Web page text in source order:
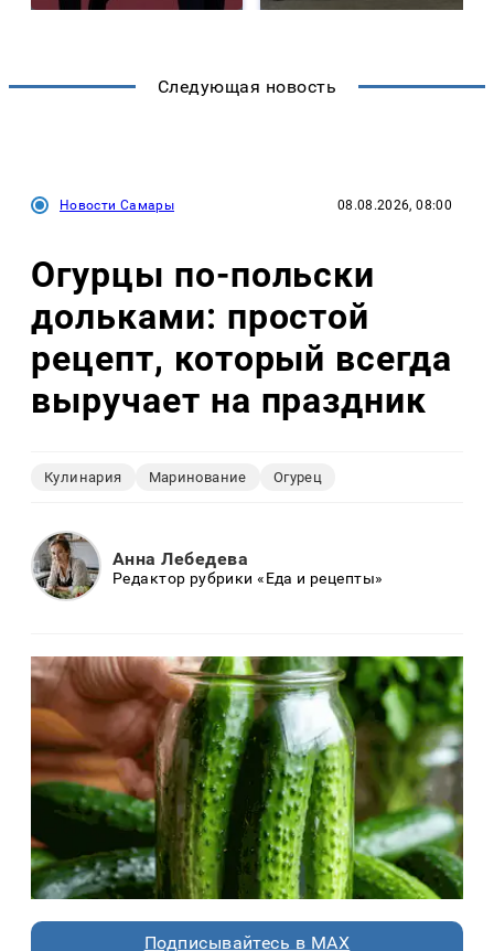
Следующая новость
Новости Самары 08.08.2026, 08:00
Огурцы по‑польски
дольками: простой
рецепт, который всегда
выручает на праздник
Кулинария Маринование Огурец
Анна Лебедева
Редактор рубрики «Еда и рецепты»
Подписывайтесь в MAX